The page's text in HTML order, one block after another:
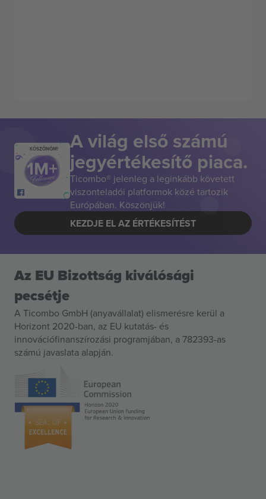
KÖSZÖNÖM! A világ első számú
jegyértékesítő piaca.
Ticombo® jelenleg a leginkább követett
viszonteladói platformok közé tartozik
Európában. Köszönjük!
KEZDJE EL AZ ÉRTÉKESÍTÉST
Az EU Bizottság kiválósági
pecsétje
A Ticombo GmbH (anyavállalat) elismerésre kerül a
Horizont 2020-ban, az EU kutatás- és
innovációfinanszírozási programjában, a 782393-as
számú javaslata alapján.